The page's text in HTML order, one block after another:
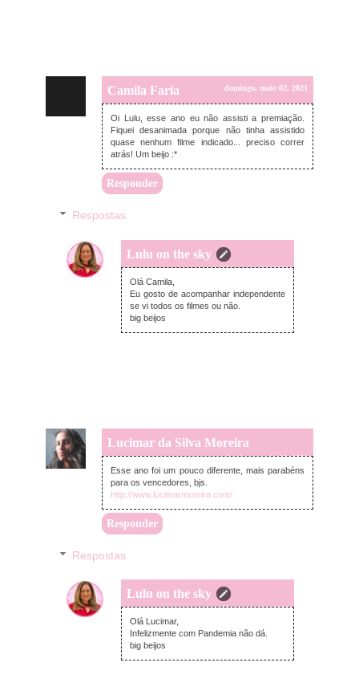
Camila Faria domingo, maio 02, 2021
Oi Lulu, esse ano eu não assisti a premiação.
Fiquei desanimada porque não tinha assistido
quase nenhum filme indicado... preciso correr
atrás! Um beijo :*
Responder
Respostas
Lulu on the sky
terça-feira, maio 04, 2021
Olá Camila,
Eu gosto de acompanhar independente
se vi todos os filmes ou não.
big beijos
Lucimar da Silva Moreira
domingo, maio 02, 2021
Esse ano foi um pouco diferente, mais parabéns
para os vencedores, bjs.
http://www.lucimarmoreira.com/
Responder
Respostas
Lulu on the sky
terça-feira, maio 04, 2021
Olá Lucimar,
Infelizmente com Pandemia não dá.
big beijos